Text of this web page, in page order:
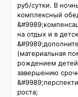
руб/сутки. В
комплексный
на отдых и в
(материальная
рождением
завершению
роста;